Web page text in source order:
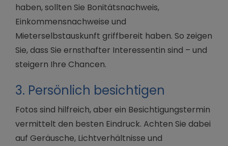
haben, sollten Sie Bonitätsnachweis,
Einkommensnachweise und
Mieterselbstauskunft griffbereit haben. So zeigen
Sie, dass Sie ernsthafter Interessentin sind – und
steigern Ihre Chancen.
3. Persönlich besichtigen
Fotos sind hilfreich, aber ein Besichtigungstermin
vermittelt den besten Eindruck. Achten Sie dabei
auf Geräusche, Lichtverhältnisse und